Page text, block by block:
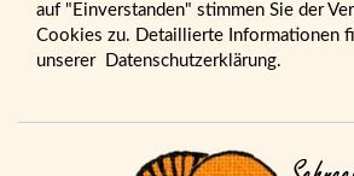
auf "Einverstanden" stimmen Sie der
Cookies zu. Detaillierte Informationen
unserer Datenschutzerklärung.